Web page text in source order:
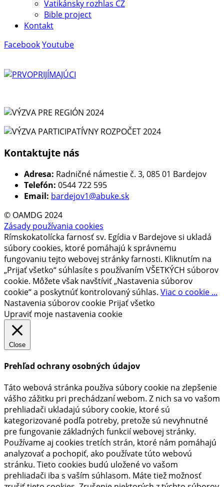
Vatikánsky rozhlas CZ
Bible project
Kontakt
FacebookYoutube
Kontaktujte nás
Adresa: Radničné námestie č. 3, 085 01 Bardejov
Telefón: 0544 722 595
Email: bardejov1@abuke.sk
© OAMDG 2024
Zásady používania cookies
Rímskokatolícka farnosť sv. Egídia v Bardejove si ukladá
súbory cookies, ktoré pomáhajú k správnemu
fungovaniu tejto webovej stránky farnosti. Kliknutím na
„Prijať všetko“ súhlasíte s používaním VŠETKÝCH súborov
cookie. Môžete však navštíviť „Nastavenia súborov
cookie“ a poskytnúť kontrolovaný súhlas. Viac o cookie ...
Nastavenia súborov cookie Prijať všetko
Upraviť moje nastavenia cookie
Close
Prehľad ochrany osobných údajov
Táto webová stránka používa súbory cookie na zlepšenie
vášho zážitku pri prechádzaní webom. Z nich sa vo vašom
prehliadači ukladajú súbory cookie, ktoré sú
kategorizované podľa potreby, pretože sú nevyhnutné
pre fungovanie základných funkcií webovej stránky.
Používame aj cookies tretích strán, ktoré nám pomáhajú
analyzovať a pochopiť, ako používate túto webovú
stránku. Tieto cookies budú uložené vo vašom
prehliadači iba s vaším súhlasom. Máte tiež možnosť